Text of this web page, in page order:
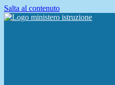
Salta al contenuto